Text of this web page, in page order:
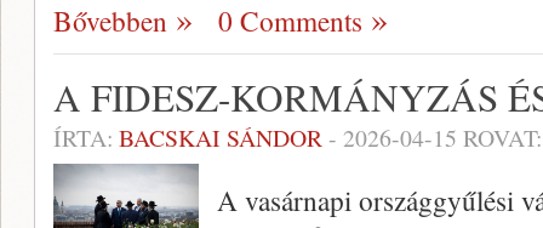
Bővebben 0 Comments
A FIDESZ-KORMÁNYZÁS
ÍRTA: BACSKAI SÁNDOR- 2026-04-15
A vasárnapi országgyűlési